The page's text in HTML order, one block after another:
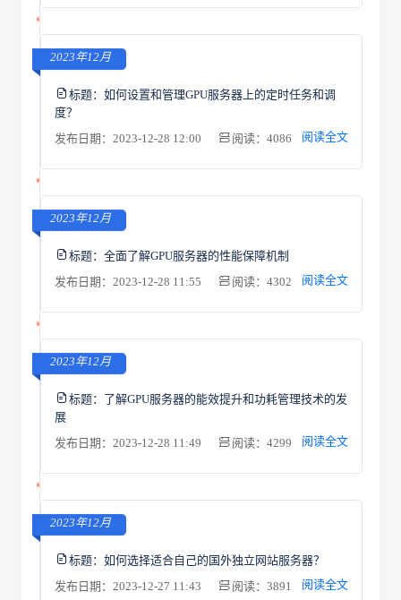
2023年12月
标题： 如何设置和管理GPU服务器上的定时任务和调
度？
发布日期：2023-12-28 12:00
阅读：4086 阅读全文
2023年12月
标题： 全面了解GPU服务器的性能保障机制
发布日期：2023-12-28 11:55
阅读：4302 阅读全文
2023年12月
标题： 了解GPU服务器的能效提升和功耗管理技术的发
展
发布日期：2023-12-28 11:49
阅读：4299 阅读全文
2023年12月
标题： 如何选择适合自己的国外独立网站服务器？
发布日期：2023-12-27 11:43
阅读：3891 阅读全文